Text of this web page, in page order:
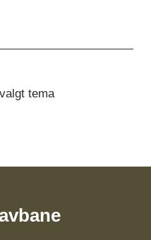
tema